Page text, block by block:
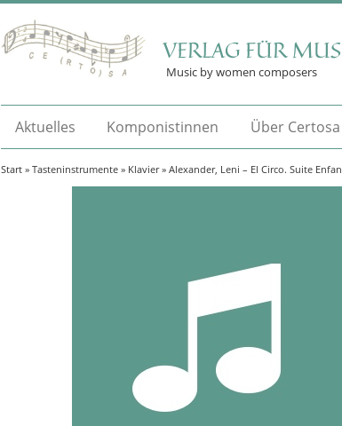
VERLAG FÜR
Music by women composers
Aktuelles Komponistinnen Über Certosa
Start » Tasteninstrumente » Klavier» Alexander, Leni – El Circo. Suite